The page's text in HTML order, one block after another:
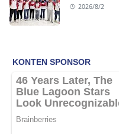
Internasional
2026/8/2